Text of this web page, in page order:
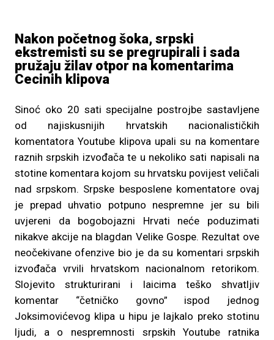
Nakon početnog šoka, srpski
ekstremisti su se pregrupirali i sada
pružaju žilav otpor na komentarima
Cecinih klipova
Sinoć oko 20 sati specijalne postrojbe sastavljene
od najiskusnijih hrvatskih nacionalističkih
komentatora Youtube klipova upali su na komentare
raznih srpskih izvođača te u nekoliko sati napisali na
stotine komentara kojom su hrvatsku povijest veličali
nad srpskom. Srpske besposlene komentatore ovaj
je prepad uhvatio potpuno nespremne jer su bili
uvjereni da bogobojazni Hrvati neće poduzimati
nikakve akcije na blagdan Velike Gospe. Rezultat ove
neočekivane ofenzive bio je da su komentari srpskih
izvođača vrvili hrvatskom nacionalnom retorikom.
Slojevito strukturirani i laicima teško shvatljiv
komentar “četničko govno” ispod jednog
Joksimovićevog klipa u hipu je lajkalo preko stotinu
ljudi, a o nespremnosti srpskih Youtube ratnika